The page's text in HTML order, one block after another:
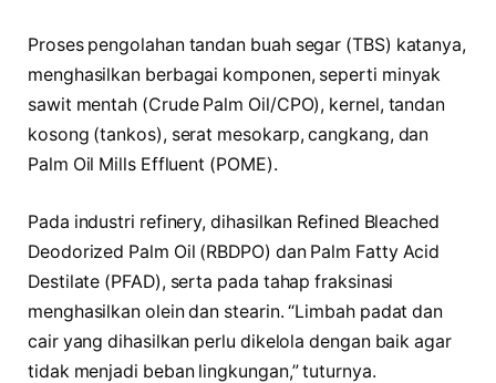
Proses pengolahan tandan buah segar (TBS) katanya,
menghasilkan berbagai komponen, seperti minyak
sawit mentah (Crude Palm Oil/CPO), kernel, tandan
kosong (tankos), serat mesokarp, cangkang, dan
Palm Oil Mills Effluent (POME).
Pada industri refinery, dihasilkan Refined Bleached
Deodorized Palm Oil (RBDPO) dan Palm Fatty Acid
Destilate (PFAD), serta pada tahap fraksinasi
menghasilkan olein dan stearin. “Limbah padat dan
cair yang dihasilkan perlu dikelola dengan baik agar
tidak menjadi beban lingkungan,” tuturnya.